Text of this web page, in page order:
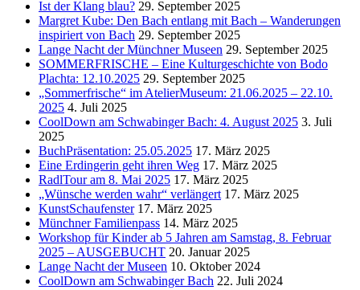
Ist der Klang blau? 29. September 2025
Margret Kube: Den Bach entlang mit Bach – Wanderungen
inspiriert von Bach 29. September 2025
Lange Nacht der Münchner Museen 29. September 2025
SOMMERFRISCHE – Eine Kulturgeschichte von Bodo
Plachta: 12.10.2025 29. September 2025
„Sommerfrische“ im AtelierMuseum: 21.06.2025 – 22.10.
2025 4. Juli 2025
CoolDown am Schwabinger Bach: 4. August 2025 3. Juli
2025
BuchPräsentation: 25.05.2025 17. März 2025
Eine Erdingerin geht ihren Weg 17. März 2025
RadlTour am 8. Mai 2025 17. März 2025
„Wünsche werden wahr“ verlängert 17. März 2025
KunstSchaufenster 17. März 2025
Münchner Familienpass 14. März 2025
Workshop für Kinder ab 5 Jahren am Samstag, 8. Februar
2025 – AUSGEBUCHT 20. Januar 2025
Lange Nacht der Museen 10. Oktober 2024
CoolDown am Schwabinger Bach 22. Juli 2024